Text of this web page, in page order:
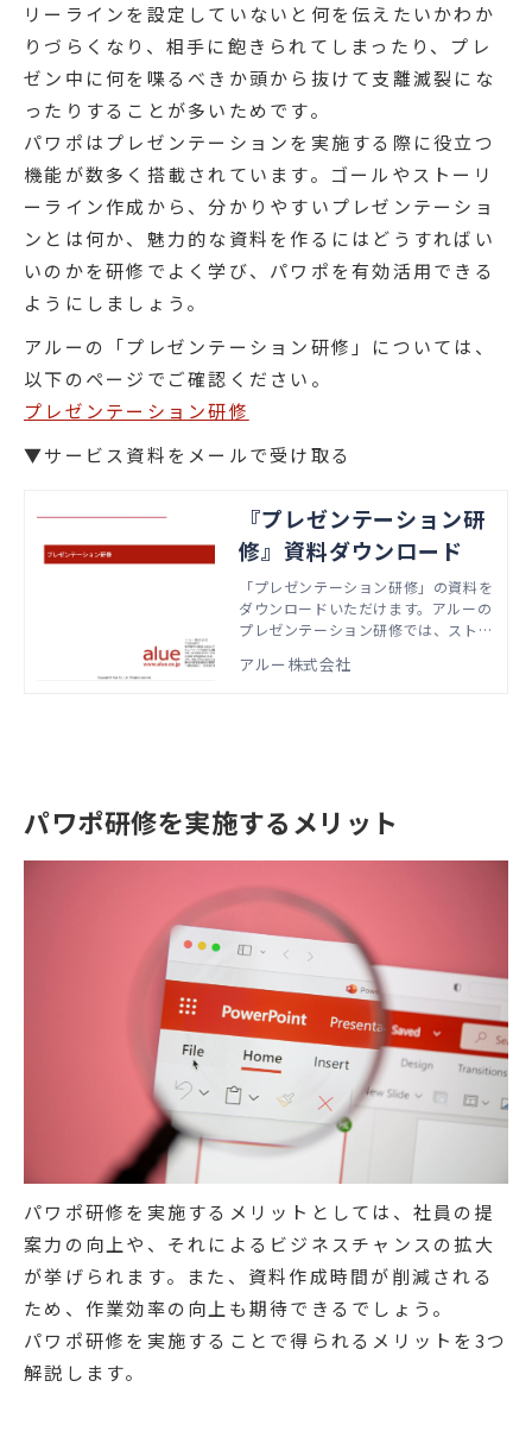
リーラインを設定していないと何を伝えたいかわか
りづらくなり、相手に飽きられてしまったり、プレ
ゼン中に何を喋るべきか頭から抜けて支離滅裂にな
ったりすることが多いためです。
パワポはプレゼンテーションを実施する際に役立つ
機能が数多く搭載されています。ゴールやストーリ
ーライン作成から、分かりやすいプレゼンテーショ
ンとは何か、魅力的な資料を作るにはどうすればい
いのかを研修でよく学び、パワポを有効活用できる
ようにしましょう。
アルーの「プレゼンテーション研修」については、
以下のページでご確認ください。
プレゼンテーション研修
▼サービス資料をメールで受け取る
『プレゼンテーション研
修』資料ダウンロード
「プレゼンテーション研修」の資料を
ダウンロードいただけます。アルーの
プレゼンテーション研修では、ストー
イド作成、インタラクティブなプレゼ
アルー株式会社
パワポ研修を実施するメリット
パワポ研修を実施するメリットとしては、社員の提
案力の向上や、それによるビジネスチャンスの拡大
が挙げられます。また、資料作成時間が削減される
ため、作業効率の向上も期待できるでしょう。
パワポ研修を実施することで得られるメリットを3つ
解説します。